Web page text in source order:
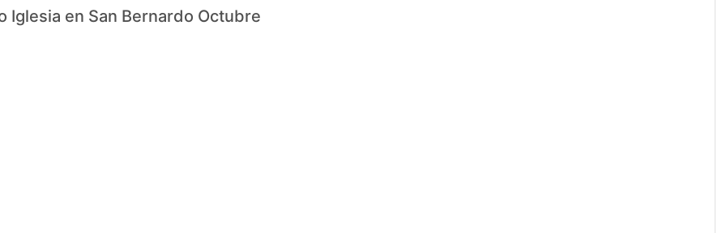
Iglesia en San Bernardo Octubre